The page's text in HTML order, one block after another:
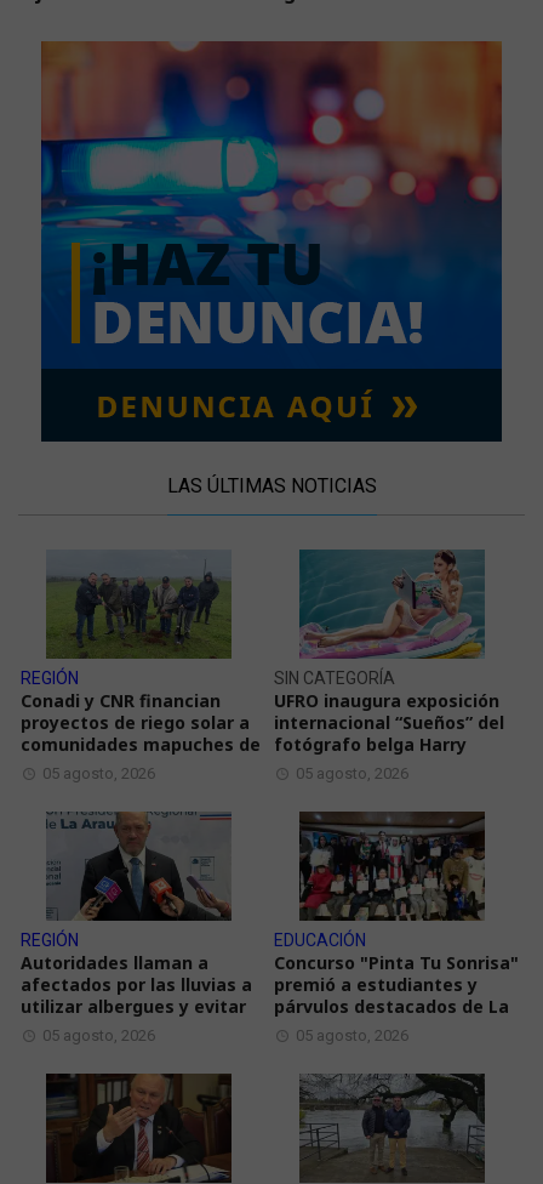
LAS ÚLTIMAS NOTICIAS
REGIÓN
Conadi y CNR financian
proyectos de riego solar a
comunidades mapuches de
05 agosto, 2026
SIN CATEGORÍA
UFRO inaugura exposición
internacional “Sueños” del
fotógrafo belga Harry
05 agosto, 2026
REGIÓN
Autoridades llaman a
afectados por las lluvias a
utilizar albergues y evitar
05 agosto, 2026
EDUCACIÓN
Concurso "Pinta Tu Sonrisa"
premió a estudiantes y
párvulos destacados de La
05 agosto, 2026